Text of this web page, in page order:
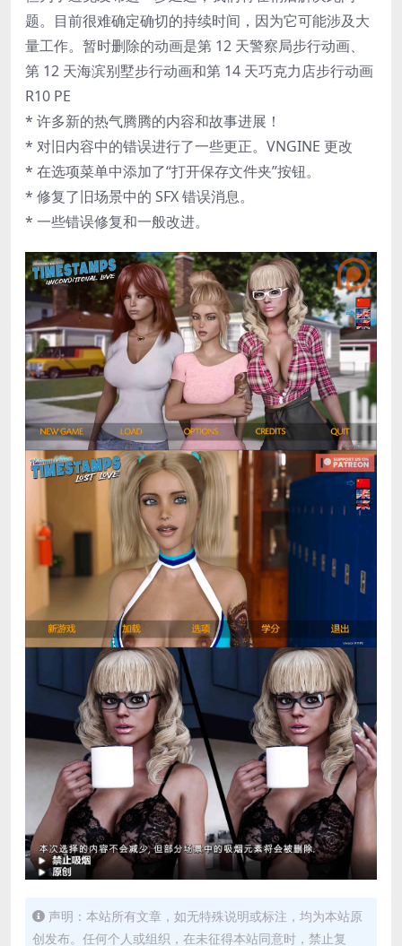
题。目前很难确定确切的持续时间，因为它可能涉及大
量工作。暂时删除的动画是第 12 天警察局步行动画、
第 12 天海滨别墅步行动画和第 14 天巧克力店步行动画
R10 PE
* 许多新的热气腾腾的内容和故事进展！
* 对旧内容中的错误进行了一些更正。VNGINE 更改
* 在选项菜单中添加了“打开保存文件夹”按钮。
* 修复了旧场景中的 SFX 错误消息。
* 一些错误修复和一般改进。
声明：本站所有文章，如无特殊说明或标注，均为本站原
创发布。任何个人或组织，在未征得本站同意时，禁止复